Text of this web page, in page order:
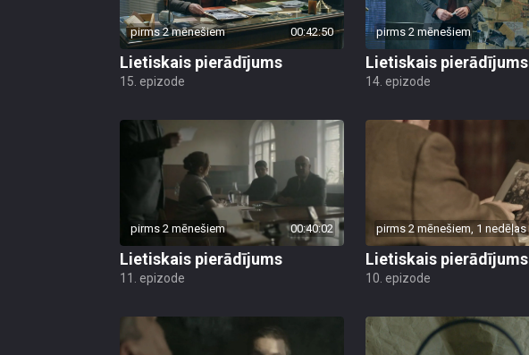
pirms 2 mēnešiem 00:42:50
Lietiskais pierādījums
15. epizode
pirms 2 mēnešiem
Lietiskais pierādījums
14. epizode
pirms 2 mēnešiem 00:40:02
Lietiskais pierādījums
11. epizode
pirms 2 mēnešiem, 1 nedēļas
Lietiskais pierādījums
10. epizode